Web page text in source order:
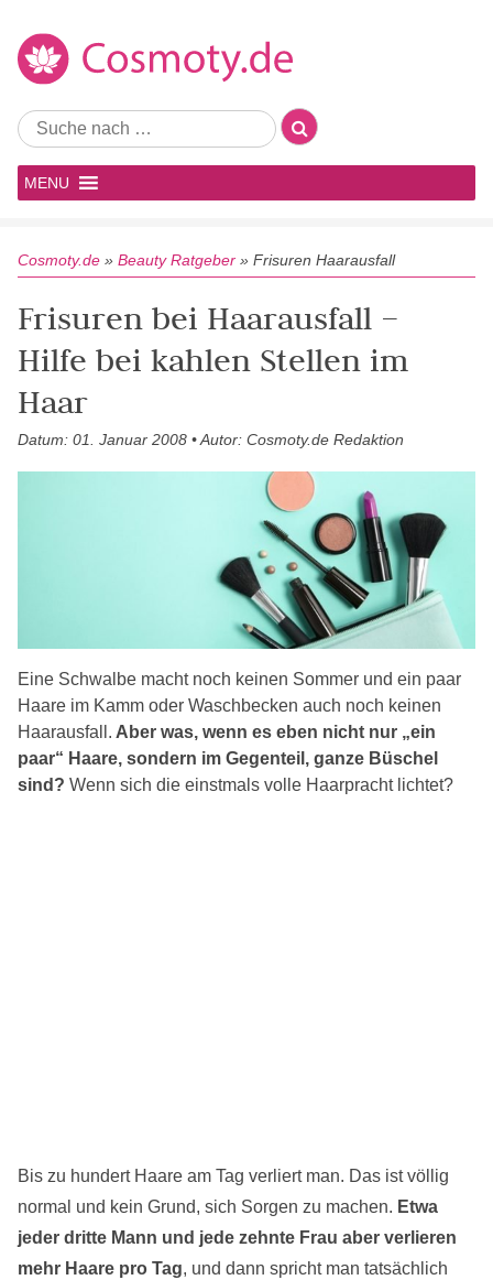
MENU
Cosmoty.de » Beauty Ratgeber » Frisuren Haarausfall
Frisuren bei Haarausfall –
Hilfe bei kahlen Stellen im
Haar
Datum: 01. Januar 2008 • Autor: Cosmoty.de Redaktion
Eine Schwalbe macht noch keinen Sommer und ein paar
Haare im Kamm oder Waschbecken auch noch keinen
Haarausfall. Aber was, wenn es eben nicht nur „ein
paar“ Haare, sondern im Gegenteil, ganze Büschel
sind? Wenn sich die einstmals volle Haarpracht lichtet?
Bis zu hundert Haare am Tag verliert man. Das ist völlig
normal und kein Grund, sich Sorgen zu machen. Etwa
jeder dritte Mann und jede zehnte Frau aber verlieren
mehr Haare pro Tag, und dann spricht man tatsächlich